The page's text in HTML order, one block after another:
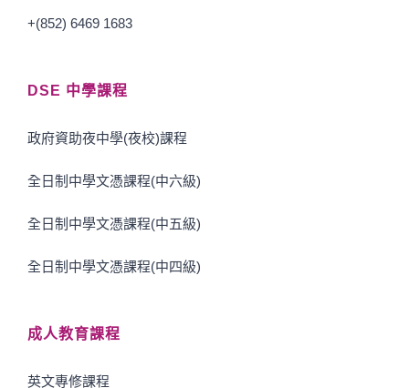
+(852) 6469 1683
DSE 中學課程
政府資助夜中學(夜校)課程
全日制中學文憑課程(中六級)
全日制中學文憑課程(中五級)
全日制中學文憑課程(中四級)
成人教育課程
英文專修課程